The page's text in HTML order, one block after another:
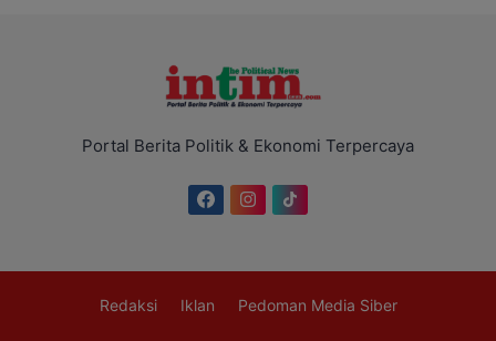
Portal Berita Politik & Ekonomi Terpercaya
Redaksi Iklan Pedoman Media Siber